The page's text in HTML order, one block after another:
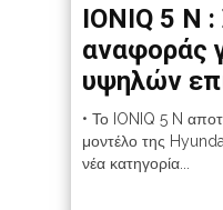
IONIQ 5 N :
αναφοράς
υψηλών
• Το IONIQ 5 N
μοντέλο της
νέα κατηγορία...